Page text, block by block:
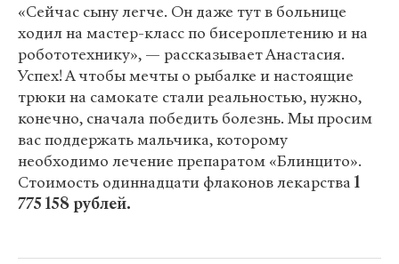
«Сейчас сыну легче. Он даже тут в больнице
ходил на мастер-класс по бисероплетению и на
робототехнику», — рассказывает Анастасия.
Успех! А чтобы мечты о рыбалке и настоящие
трюки на самокате стали реальностью, нужно,
конечно, сначала победить болезнь. Мы просим
вас поддержать мальчика, которому
необходимо лечение препаратом «Блинцито».
Стоимость одиннадцати флаконов лекарства 1
775 158 рублей.